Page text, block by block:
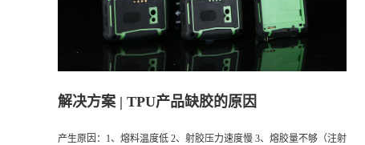
解决方案 | TPU产品缺胶的原因
产生原因：1、熔料温度低 2、射胶压力速度慢 3、熔胶量不够（注射